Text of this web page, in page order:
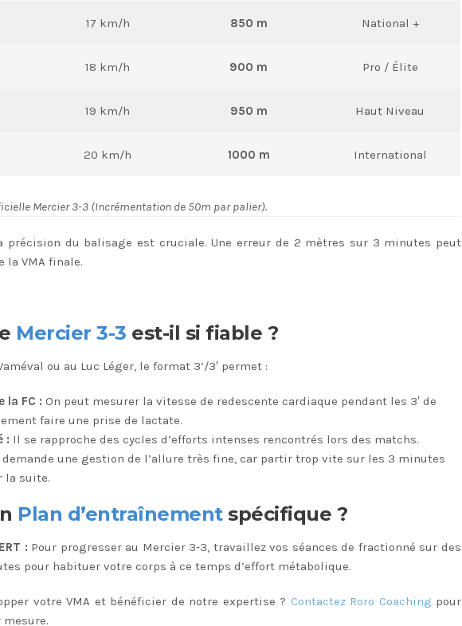
17 km/h 850 m National +
18 km/h 900 m Pro / Élite
19 km/h 950 m Haut Niveau
20 km/h 1000 m International
Mercier 3-3 (Incrémentation de 50m par palier).
précision du balisage est cruciale. Une erreur de 2 mètres sur 3 minutes peut
la VMA finale.
Mercier 3-3 est-il si fiable ?
ou au Luc Léger, le format 3’/3′ permet :
la FC : On peut mesurer la vitesse de redescente cardiaque pendant les 3′ de
faire une prise de lactate.
: Il se rapproche des cycles d’efforts intenses rencontrés lors des matchs.
une gestion de l’allure très fine, car partir trop vite sur les 3 minutes
la suite.
Plan d’entraînementspécifique ?
: Pour progresser au Mercier 3-3, travaillez vos séances de fractionné sur des
pour habituer votre corps à ce temps d’effort métabolique.
votre VMA et bénéficier de notre expertise ? Contactez Roro Coaching pour